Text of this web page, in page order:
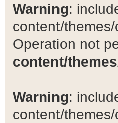
Warning:
content/
Operation not
content/
Warning:
content/